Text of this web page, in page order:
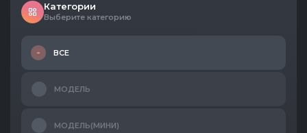
Категории
Выберите категорию
ВСЕ
МОДЕЛЬ
МОДЕЛЬ(МИНИ)